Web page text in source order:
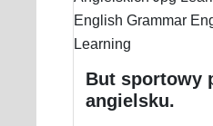
But sportowy
angielsku.